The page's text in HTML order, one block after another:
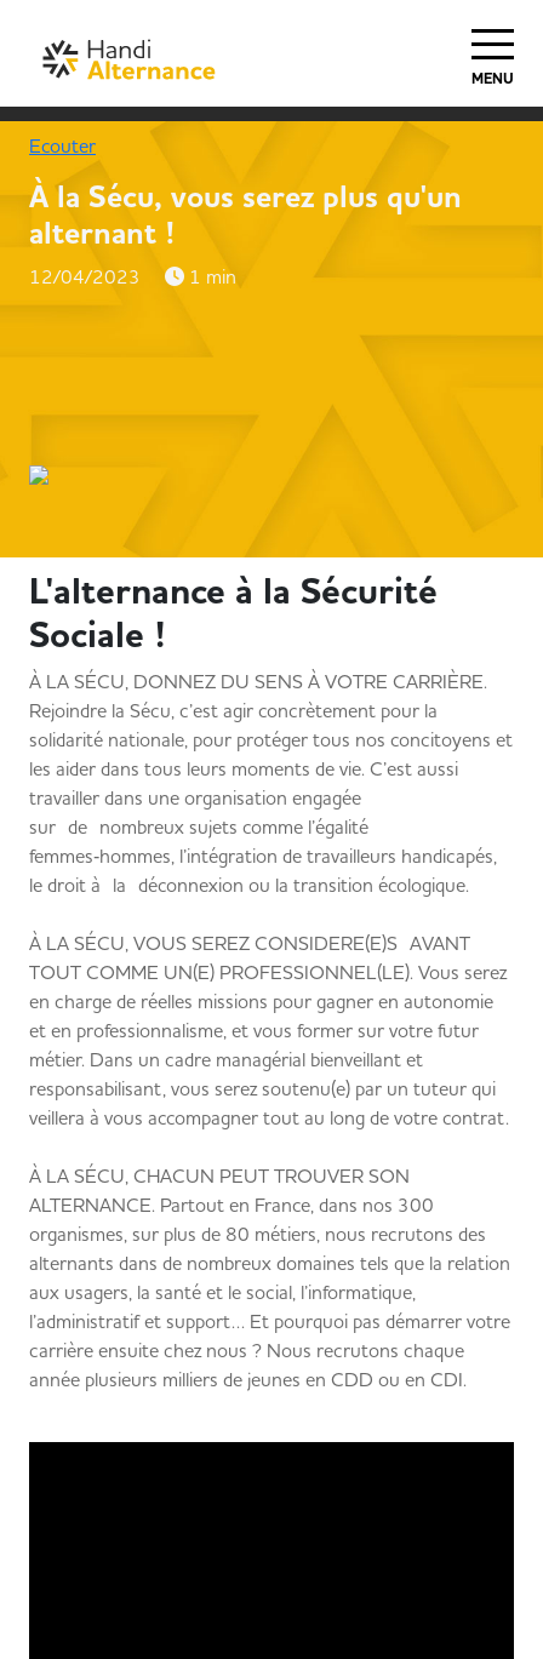
MENU
Ecouter
À la Sécu, vous serez plus qu'un
alternant !
12/04/2023 1 min
L'alternance à la Sécurité
Sociale !
À LA SÉCU, DONNEZ DU SENS À VOTRE CARRIÈRE.
Rejoindre la Sécu, c’est agir concrètement pour la
solidarité nationale, pour protéger tous nos concitoyens et
les aider dans tous leurs moments de vie. C’est aussi
travailler dans une organisation engagée
sur de nombreux sujets comme l’égalité
femmes‑hommes, l’intégration de travailleurs handicapés,
le droit à la déconnexion ou la transition écologique.
À LA SÉCU, VOUS SEREZ CONSIDERE(E)S AVANT
TOUT COMME UN(E) PROFESSIONNEL(LE). Vous serez
en charge de réelles missions pour gagner en autonomie
et en professionnalisme, et vous former sur votre futur
métier. Dans un cadre managérial bienveillant et
responsabilisant, vous serez soutenu(e) par un tuteur qui
veillera à vous accompagner tout au long de votre contrat.
À LA SÉCU, CHACUN PEUT TROUVER SON
ALTERNANCE. Partout en France, dans nos 300
organismes, sur plus de 80 métiers, nous recrutons des
alternants dans de nombreux domaines tels que la relation
aux usagers, la santé et le social, l’informatique,
l’administratif et support… Et pourquoi pas démarrer votre
carrière ensuite chez nous ? Nous recrutons chaque
année plusieurs milliers de jeunes en CDD ou en CDI.